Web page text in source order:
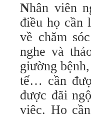
Nhân viên
điều họ cần
về chăm
nghe và
giường
tế… cần
được đãi
việc. Họ